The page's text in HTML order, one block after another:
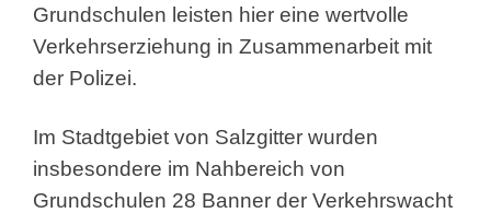
Grundschulen leisten hier eine wertvolle
Verkehrserziehung in Zusammenarbeit mit
der Polizei.
Im Stadtgebiet von Salzgitter wurden
insbesondere im Nahbereich von
Grundschulen 28 Banner der Verkehrswacht